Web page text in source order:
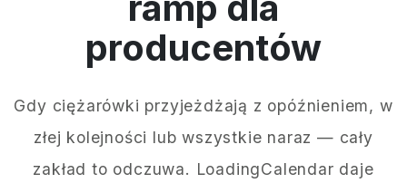
producentów
Gdy ciężarówki przyjeżdżają z opóźnieniem, w
złej kolejności lub wszystkie naraz — cały
zakład to odczuwa. LoadingCalendar daje